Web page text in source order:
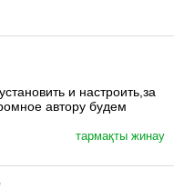
и настроить,за
автору будем
тармақты жинау